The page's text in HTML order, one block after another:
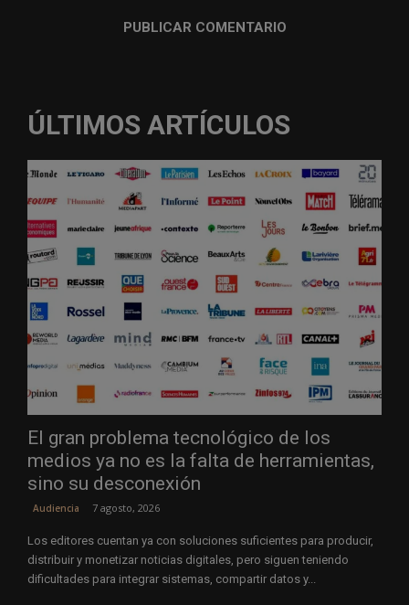
ÚLTIMOS ARTÍCULOS
El gran problema tecnológico de los
medios ya no es la falta de herramientas,
sino su desconexión
Audiencia 7 agosto, 2026
Los editores cuentan ya con soluciones suficientes para producir,
distribuir y monetizar noticias digitales, pero siguen teniendo
dificultades para integrar sistemas, compartir datos y...